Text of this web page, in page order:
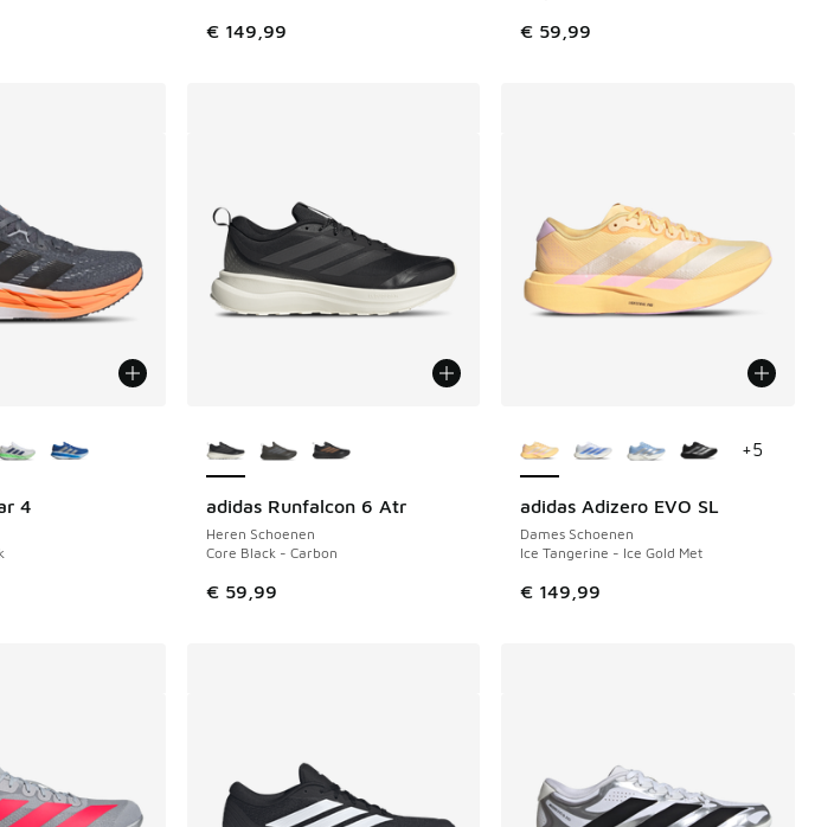
€ 149,99 € 59,99
4 adidas Runfalcon 6 Atr
Heren Schoenen
Core Black - Carbon
€ 59,99
adidas Adizero EVO SL
Dames Schoenen
Ice Tangerine - Ice Gold Met
€ 149,99
+5